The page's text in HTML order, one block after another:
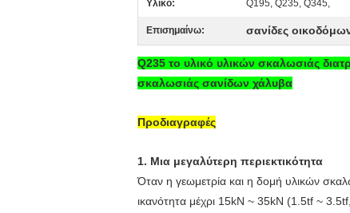
Υλικό: Q195, Q235, Q345,
Επισημαίνω: σανίδες
Q235 το υλικό υλικών σκαλωσιάς
σκαλωσιάς σανίδων χάλυβα
Προδιαγραφές
1. Μια μεγαλύτερη περιεκτικότητα
Όταν η γεωμετρία και η δομή υλικών
ικανότητα μέχρι 15kN ~ 35kN (1.5tf ~ 3.5tf,